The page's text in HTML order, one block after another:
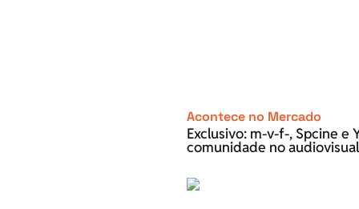
Acontece no Mercado
Exclusivo: m-v-f-, Spcine e
comunidade no audiovisual